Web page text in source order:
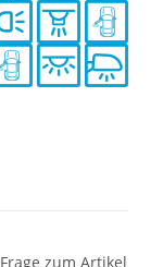
Frage zum Artikel